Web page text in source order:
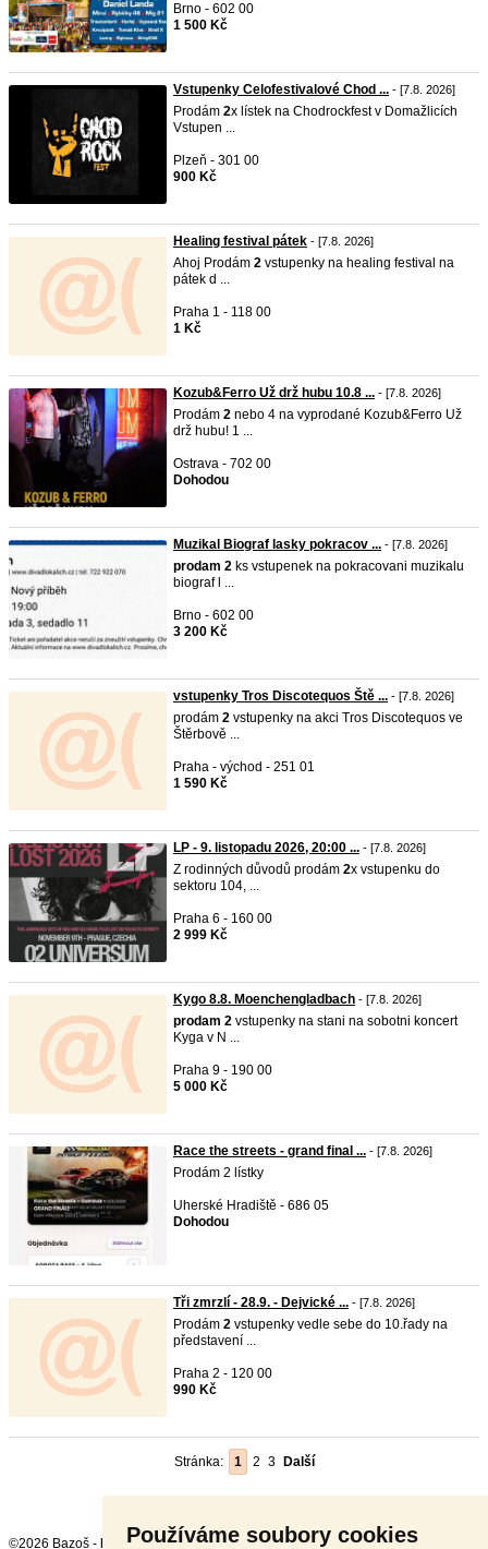
Používáme soubory cookies
Brno - 602 00
1 500 Kč
Vstupenky Celofestivalové Chod ... - [7.8. 2026]
Prodám 2x lístek na Chodrockfest v Domažlicích
Vstupen ...
Plzeň - 301 00
900 Kč
Healing festival pátek - [7.8. 2026]
Ahoj Prodám 2 vstupenky na healing festival na
pátek d ...
Praha 1 - 118 00
1 Kč
Kozub&Ferro Už drž hubu 10.8 ... - [7.8. 2026]
Prodám 2 nebo 4 na vyprodané Kozub&Ferro Už
drž hubu! 1 ...
Ostrava - 702 00
Dohodou
Muzikal Biograf lasky pokracov ... - [7.8. 2026]
prodam 2 ks vstupenek na pokracovani muzikalu
biograf l ...
Brno - 602 00
3 200 Kč
vstupenky Tros Discotequos Ště ... - [7.8. 2026]
prodám 2 vstupenky na akci Tros Discotequos ve
Štěrbově ...
Praha - východ - 251 01
1 590 Kč
LP - 9. listopadu 2026, 20:00 ... - [7.8. 2026]
Z rodinných důvodů prodám 2x vstupenku do
sektoru 104, ...
Praha 6 - 160 00
2 999 Kč
Kygo 8.8. Moenchengladbach - [7.8. 2026]
prodam 2 vstupenky na stani na sobotni koncert
Kyga v N ...
Praha 9 - 190 00
5 000 Kč
Race the streets - grand final ... - [7.8. 2026]
Prodám 2 lístky
Uherské Hradiště - 686 05
Dohodou
Tři zmrzlí - 28.9. - Dejvické ... - [7.8. 2026]
Prodám 2 vstupenky vedle sebe do 10.řady na
představení ...
Praha 2 - 120 00
990 Kč
Stránka: 1 2 3 Další
©2026 Bazoš - Inzerce, Bazar